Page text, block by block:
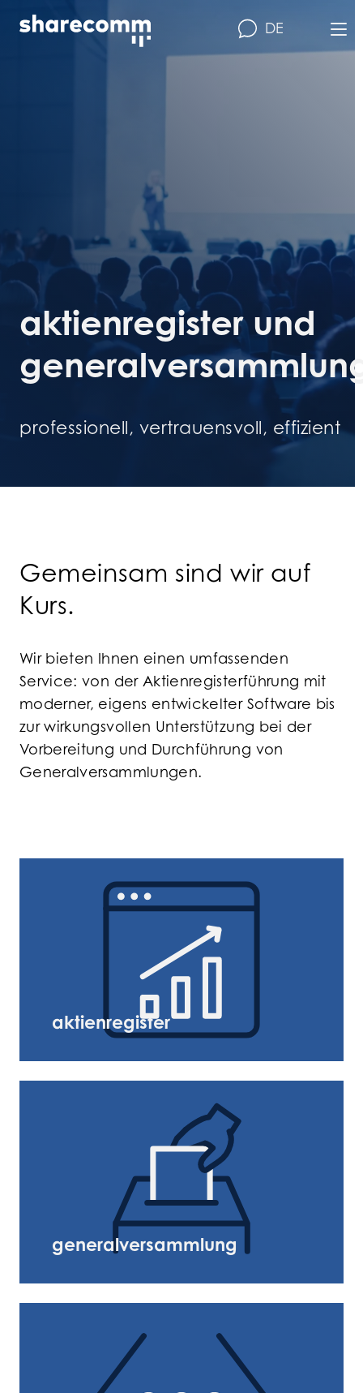
DE
aktienregister und
professionell, vertrauensvoll, effizient
Gemeinsam sind wir auf
Kurs.
Wir bieten Ihnen einen umfassenden
Service: von der Aktienregisterführung mit
moderner, eigens entwickelter Software bis
zur wirkungsvollen Unterstützung bei der
Vorbereitung und Durchführung von
Generalversammlungen.
aktienregister
generalversammlung